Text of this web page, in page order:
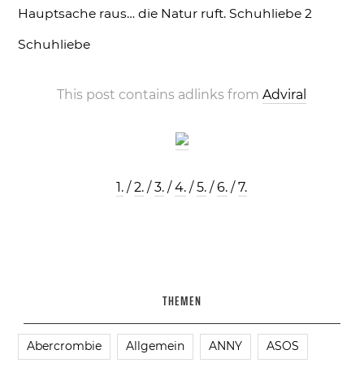
Hauptsache raus… die Natur ruft. Schuhliebe 2
Schuhliebe
This post contains adlinks fromAdviral
1. /2. /3. /4. /5. /6. /7.
THEMEN
Abercrombie Allgemein ANNY ASOS